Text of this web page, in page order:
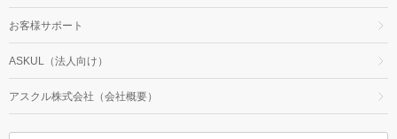
お客様サポート
ASKUL（法人向け）
アスクル株式会社（会社概要）